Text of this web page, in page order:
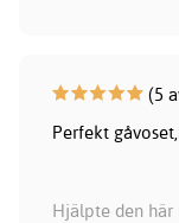
(5
Perfekt
Hjälpte den här